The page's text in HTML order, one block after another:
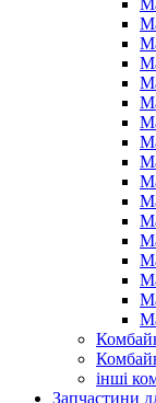
інші
Запчастини